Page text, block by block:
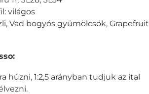
világos
Vad bogyós gyümölcsök, Grapefruit
húzni, 1:2,5 arányban tudjuk az ital